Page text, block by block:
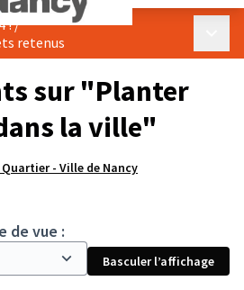
!/
retenus
sur "Planter
la ville"
- Ville de Nancy
de vue :
Basculer l’affichage